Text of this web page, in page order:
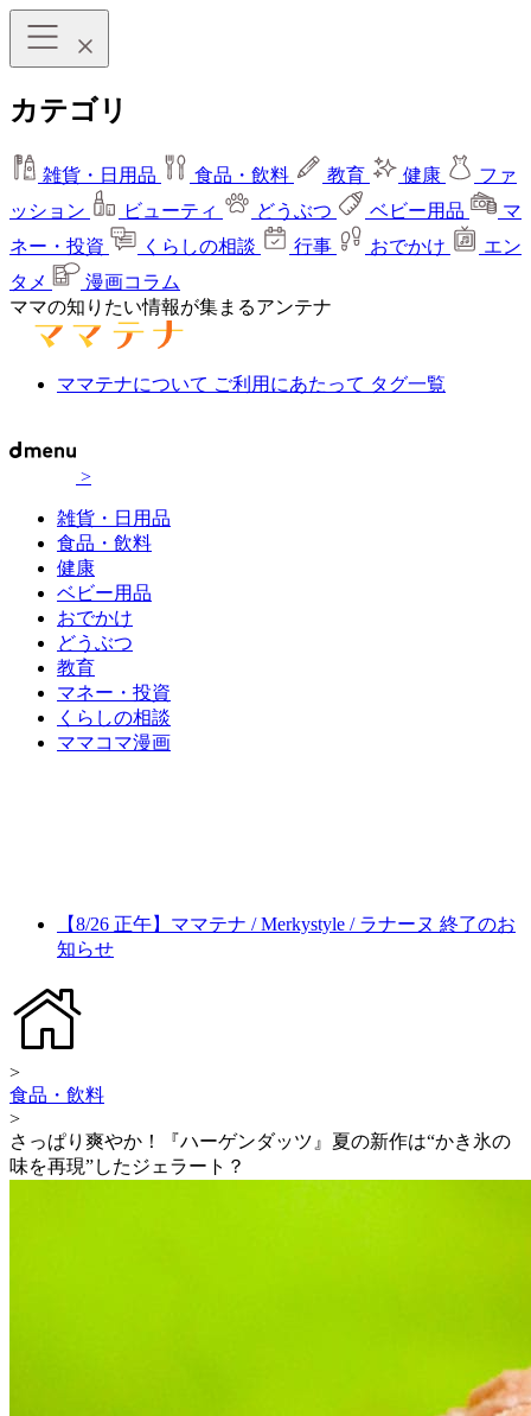
カテゴリ
雑貨・日用品 食品・飲料 教育 健康
ファ
ッション
ビューティ どうぶつ ベビー用品
マ
ネー・投資
くらしの相談 行事 おでかけ
エン
タメ
漫画コラム
ママの知りたい情報が集まるアンテナ
ママテナについて ご利用にあたって タグ一覧
>
雑貨・日用品
食品・飲料
健康
ベビー用品
おでかけ
どうぶつ
教育
マネー・投資
くらしの相談
ママコマ漫画
【8/26 正午】ママテナ / Merkystyle / ラナーヌ 終了のお
知らせ
>
食品・飲料
>
さっぱり爽やか！『ハーゲンダッツ』夏の新作は“かき氷の
味を再現”したジェラート？